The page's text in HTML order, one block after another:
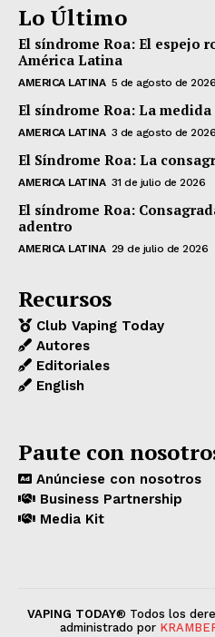
Lo Último
El síndrome Roa: El espejo
América Latina
AMERICA LATINA 5 de agosto de 2026
El síndrome Roa: La
AMERICA LATINA 3 de agosto de 2026
El Síndrome Roa: La
AMERICA LATINA 31 de julio de 2026
El síndrome Roa:
adentro
AMERICA LATINA 29 de julio de 2026
Recursos
Club Vaping Today
Autores
Editoriales
English
Paute con
Anúnciese con nosotros
Business Partnership
Media Kit
VAPING TODAY® Todos los
administrado por